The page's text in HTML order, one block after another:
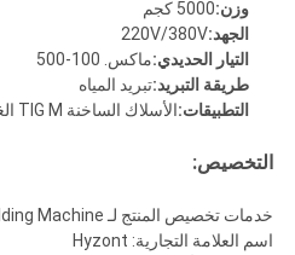
وزن:5000 كجم
الجهد:220V/380V
التيار الحديدي:ماكس. 100-500
طريقة التبريد:تبريد المياه
التطبيقات:الأسلاك الساخنة TIG M الغطاء الرأسي
التخصيص:
خدمات تخصيص المنتج لـ Hyzont Cutting Welding Machine:
اسم العلامة التجارية: Hyzont